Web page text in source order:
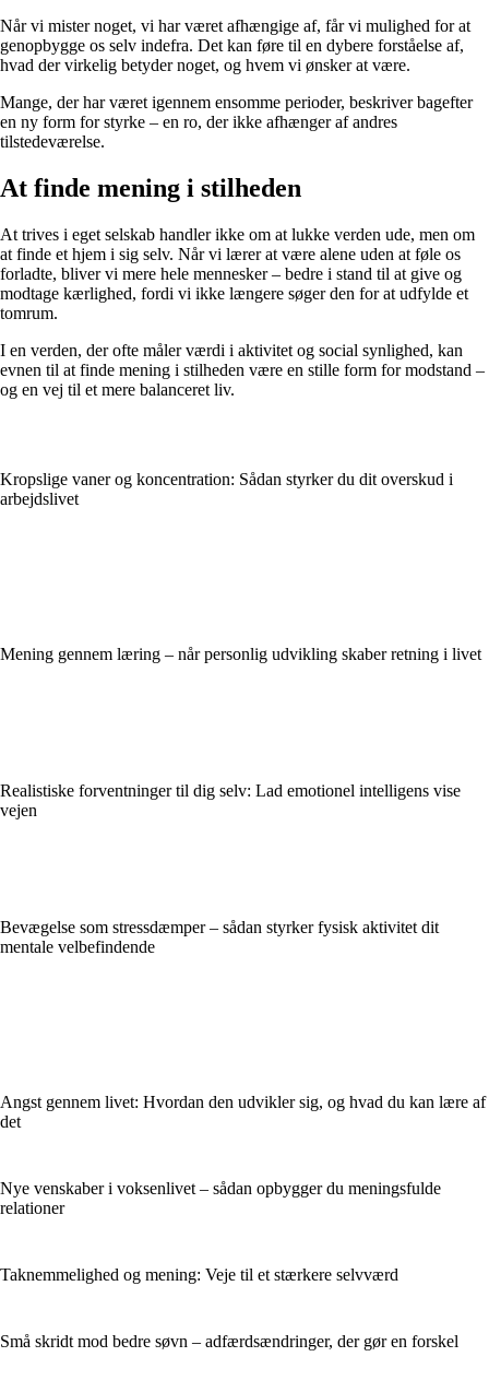
Når vi mister noget, vi har været afhængige af, får vi mulighed for at
genopbygge os selv indefra. Det kan føre til en dybere forståelse af,
hvad der virkelig betyder noget, og hvem vi ønsker at være.
Mange, der har været igennem ensomme perioder, beskriver bagefter
en ny form for styrke – en ro, der ikke afhænger af andres
tilstedeværelse.
At finde mening i stilheden
At trives i eget selskab handler ikke om at lukke verden ude, men om
at finde et hjem i sig selv. Når vi lærer at være alene uden at føle os
forladte, bliver vi mere hele mennesker – bedre i stand til at give og
modtage kærlighed, fordi vi ikke længere søger den for at udfylde et
tomrum.
I en verden, der ofte måler værdi i aktivitet og social synlighed, kan
evnen til at finde mening i stilheden være en stille form for modstand –
og en vej til et mere balanceret liv.
Kropslige vaner og koncentration: Sådan styrker du dit overskud i
arbejdslivet
Mening gennem læring – når personlig udvikling skaber retning i livet
Realistiske forventninger til dig selv: Lad emotionel intelligens vise
vejen
Bevægelse som stressdæmper – sådan styrker fysisk aktivitet dit
mentale velbefindende
Angst gennem livet: Hvordan den udvikler sig, og hvad du kan lære af
det
Nye venskaber i voksenlivet – sådan opbygger du meningsfulde
relationer
Taknemmelighed og mening: Veje til et stærkere selvværd
Små skridt mod bedre søvn – adfærdsændringer, der gør en forskel